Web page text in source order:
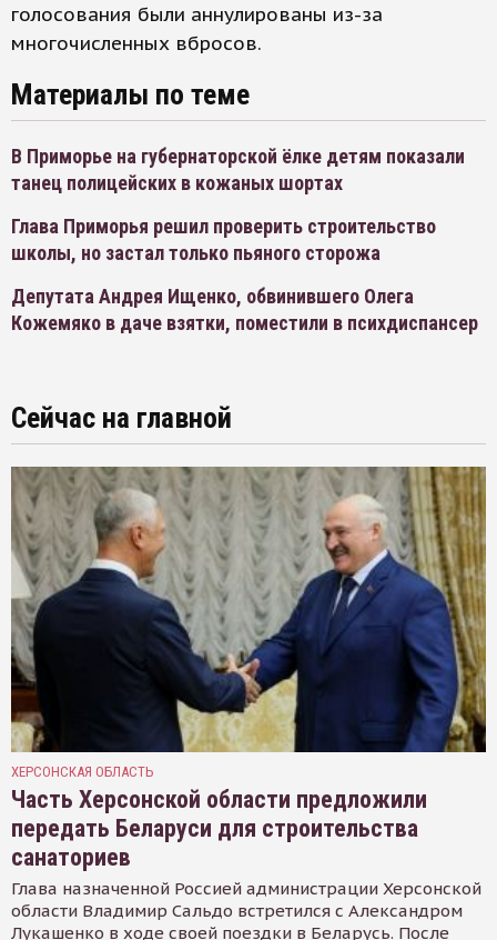
голосования были аннулированы из-за
многочисленных вбросов.
Материалы по теме
В Приморье на губернаторской ёлке детям показали
танец полицейских в кожаных шортах
Глава Приморья решил проверить строительство
школы, но застал только пьяного сторожа
Депутата Андрея Ищенко, обвинившего Олега
Кожемяко в даче взятки, поместили в психдиспансер
Сейчас на главной
ХЕРСОНСКАЯ ОБЛАСТЬ
Часть Херсонской области предложили
передать Беларуси для строительства
санаториев
Глава назначенной Россией администрации Херсонской
области Владимир Сальдо встретился с Александром
Лукашенко в ходе своей поездки в Беларусь. После